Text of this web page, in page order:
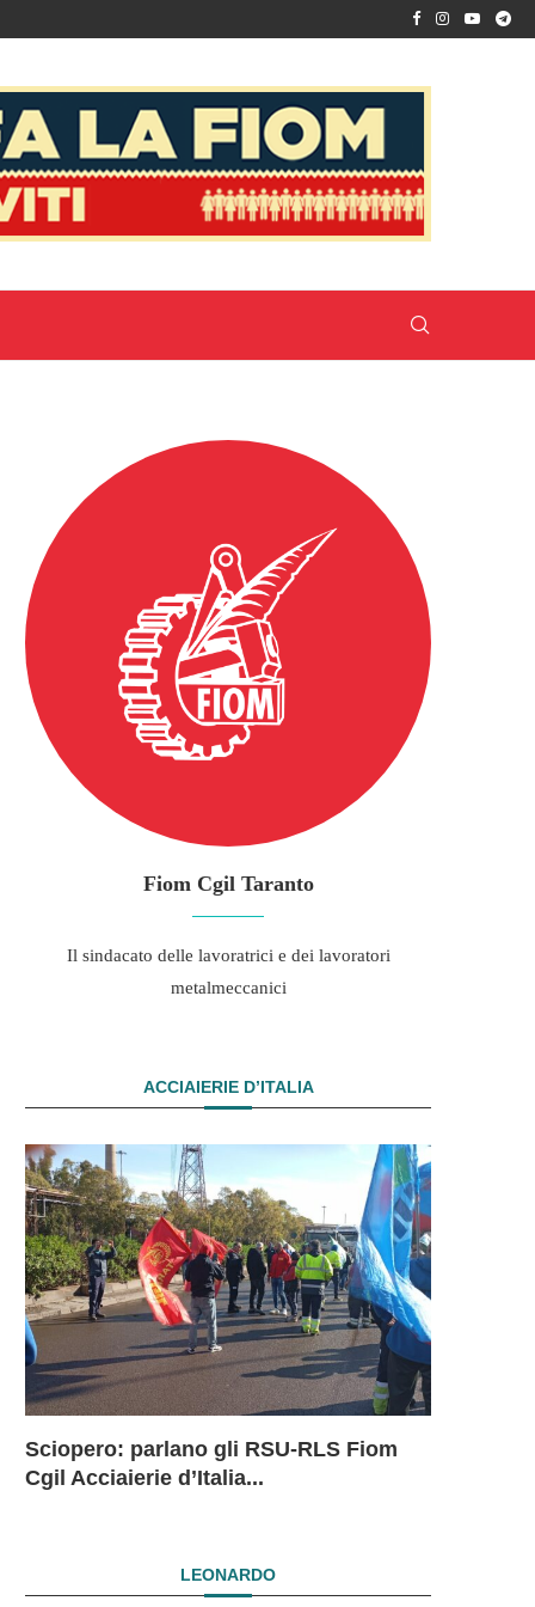
Fiom Cgil Taranto
Il sindacato delle lavoratrici e dei lavoratori
metalmeccanici
ACCIAIERIE D’ITALIA
Sciopero: parlano gli RSU-RLS Fiom
Cgil Acciaierie d’Italia...
LEONARDO